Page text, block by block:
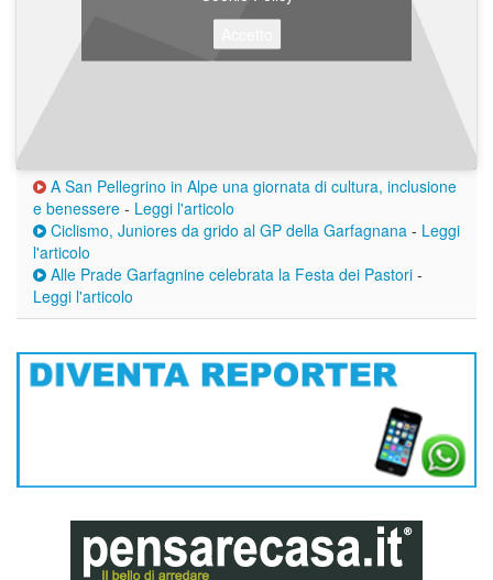
A San Pellegrino in Alpe una giornata di cultura, inclusione
e benessere - Leggi l'articolo
Ciclismo, Juniores da grido al GP della Garfagnana - Leggi
l'articolo
Alle Prade Garfagnine celebrata la Festa dei Pastori -
Leggi l'articolo